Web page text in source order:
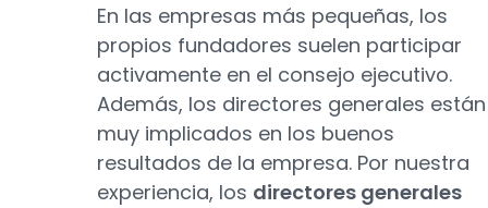
En las empresas más pequeñas, los
propios fundadores suelen participar
activamente en el consejo ejecutivo.
Además, los directores generales están
muy implicados en los buenos
resultados de la empresa. Por nuestra
experiencia, los directores generales